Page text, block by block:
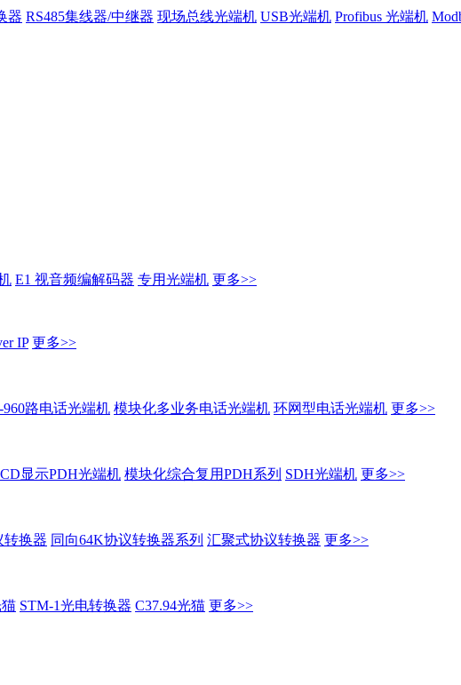
器 RS485集线器/中继器 现场总线光端机 USB光端机 Profibus 光端机
E1 视音频编解码器 专用光端机 更多>>
IP 更多>>
960路电话光端机 模块化多业务电话光端机 环网型电话光端机 更多>>
显示PDH光端机 模块化综合复用PDH系列 SDH光端机 更多>>
转换器 同向64K协议转换器系列 汇聚式协议转换器 更多>>
STM-1光电转换器 C37.94光猫 更多>>